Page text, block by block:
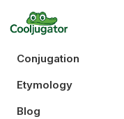
Conjugation
Etymology
Blog